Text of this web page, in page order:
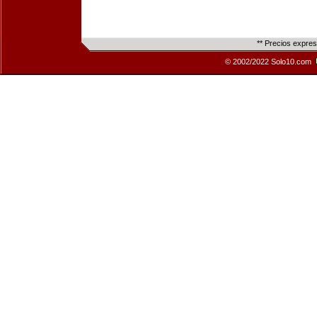
** Precios
© 2002/2022 Solo10.com